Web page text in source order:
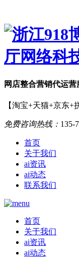
网店整合营销代运营
【淘宝+天猫+京东+
免费咨询热线： 135-
首页
关于我们
ai资讯
ai动态
联系我们
首页
关于我们
ai资讯
ai动态